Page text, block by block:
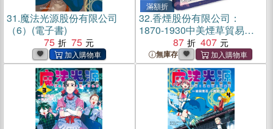
31.魔法光源股份有限公司
（6）(電子書)
75
75
滿額折
32.香煙股份有限公司：
1870-1930中美煙草貿易研
究（簡體書）
87 407
無庫存